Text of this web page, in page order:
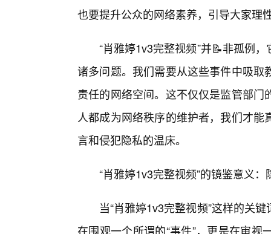
也要提升公众的网络素养，引导大家理
“肖雅婷1v3完整视频”并📝非孤例
诸多问题。我们需要从这些事件中吸
责任的网络空间。这不仅仅是监管部
人都成为网络秩序的维护者，我们才
言和侵犯隐私的温床。
“肖雅婷1v3完整视频”的镜鉴意义
当“肖雅婷1v3完整视频”这样的关
在围观一个所谓的“事件”，更是在审